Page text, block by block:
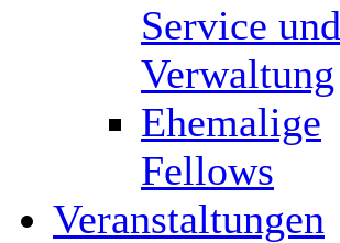
Service und
Verwaltung
Ehemalige
Fellows
Veranstaltungen